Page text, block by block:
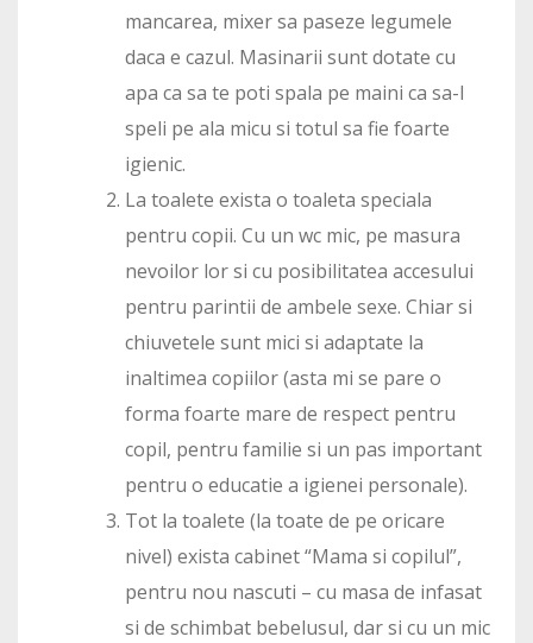
mancarea, mixer sa paseze legumele
daca e cazul. Masinarii sunt dotate cu
apa ca sa te poti spala pe maini ca sa-l
speli pe ala micu si totul sa fie foarte
igienic.
La toalete exista o toaleta speciala
pentru copii. Cu un wc mic, pe masura
nevoilor lor si cu posibilitatea accesului
pentru parintii de ambele sexe. Chiar si
chiuvetele sunt mici si adaptate la
inaltimea copiilor (asta mi se pare o
forma foarte mare de respect pentru
copil, pentru familie si un pas important
pentru o educatie a igienei personale).
Tot la toalete (la toate de pe oricare
nivel) exista cabinet “Mama si copilul”,
pentru nou nascuti – cu masa de infasat
si de schimbat bebelusul, dar si cu un mic